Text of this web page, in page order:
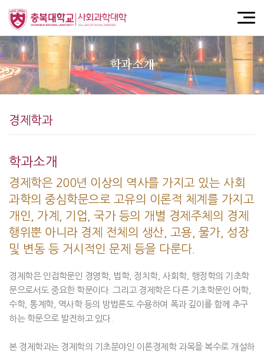
학과소개
경제학과
학과소개
경제학은 200년 이상의 역사를 가지고 있는 사회
과학의 중심학문으로 고유의 이론적 체계를 가지고
개인, 가계, 기업, 국가 등의 개별 경제주체의 경제
행위뿐 아니라 경제 전체의 생산, 고용, 물가, 성장
및 변동 등 거시적인 문제 등을 다룬다.
경제학은 인접학문인 경영학, 법학, 정치학, 사회학, 행정학의 기초학
문으로서도 중요한 학문이다. 그리고 경제학은 다른 기초학문인 어학,
수학, 통계학, 역사학 등의 방법론도 수용하여 폭과 깊이를 함께 추구
하는 학문으로 발전하고 있다.
본 경제학과는 경제학의 기초분야인 이론경제학 과목을 복수로 개설하